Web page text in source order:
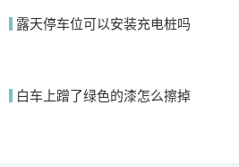
露天停车位可以安装充电桩吗
白车上蹭了绿色的漆怎么擦掉